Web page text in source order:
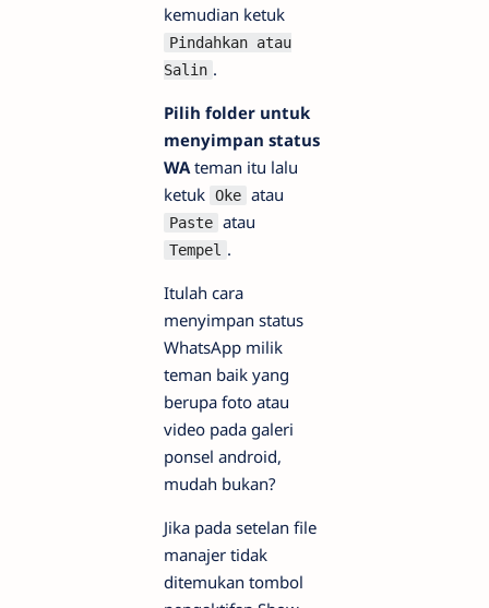
kemudian ketuk
Pindahkan atau
Salin .
Pilih folder untuk
menyimpan status
WAteman itu lalu
ketuk Oke atau
Paste atau
Tempel .
Itulah cara
menyimpan status
WhatsApp milik
teman baik yang
berupa foto atau
video pada galeri
ponsel android,
mudah bukan?
Jika pada setelan file
manajer tidak
ditemukan tombol